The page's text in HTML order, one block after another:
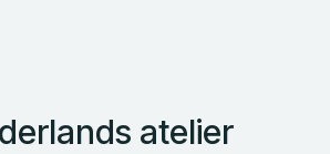
atelier